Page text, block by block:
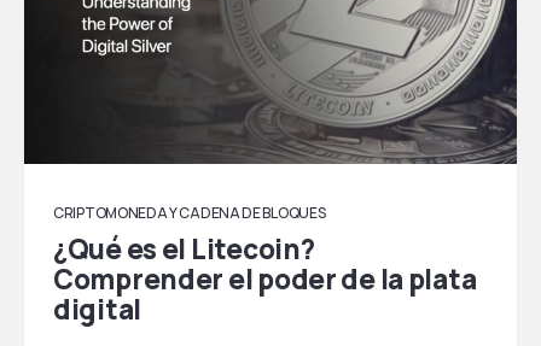
CRIPTOMONEDA Y CADENA DE BLOQUES
¿Qué es el Litecoin?
Comprender el poder de la plata
digital